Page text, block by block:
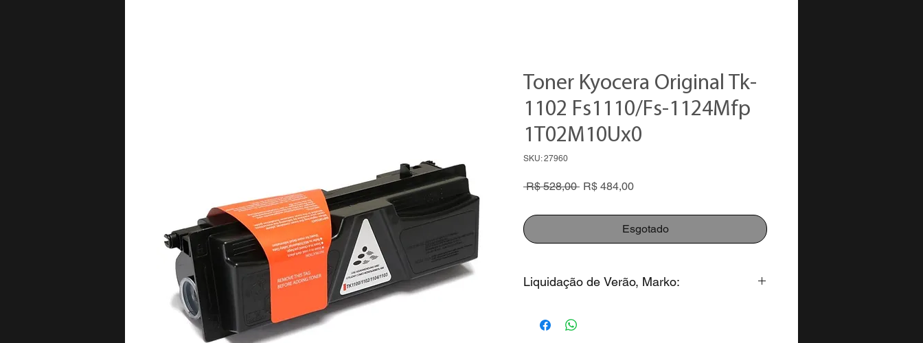
Toner Kyocera Original Tk-
1102 Fs1110/Fs-1124Mfp
1T02M10Ux0
SKU: 27960
R$ 528,00 Preço
R$ 484,00Preço
Esgotado
Liquidação de Verão, Marko:
sem juros